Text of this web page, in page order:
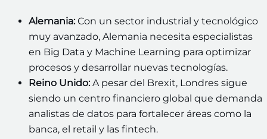
Alemania:Con un sector industrial y tecnológico
muy avanzado, Alemania necesita especialistas
en Big Data y Machine Learning para optimizar
procesos y desarrollar nuevas tecnologías.
Reino Unido:A pesar del Brexit, Londres sigue
siendo un centro financiero global que demanda
analistas de datos para fortalecer áreas como la
banca, el retail y las fintech.